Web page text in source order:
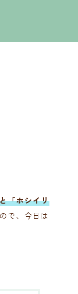
「ホシイリ
で、今日は